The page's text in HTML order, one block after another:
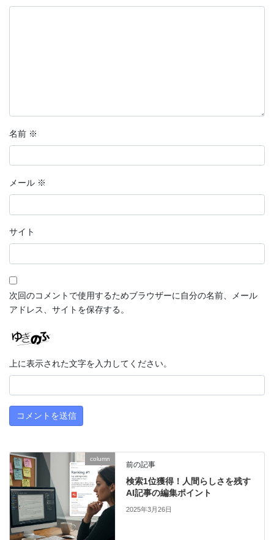
名前 ※
メール ※
サイト
次回のコメントで使用するためブラウザーに自分の名前、メール
アドレス、サイトを保存する。
上に表示された文字を入力してください。
column
前の記事
検索1位獲得！人間らしさを残す
AI記事の編集ポイント
2025年3月26日